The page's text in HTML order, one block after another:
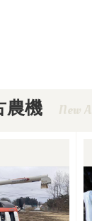
農機 New